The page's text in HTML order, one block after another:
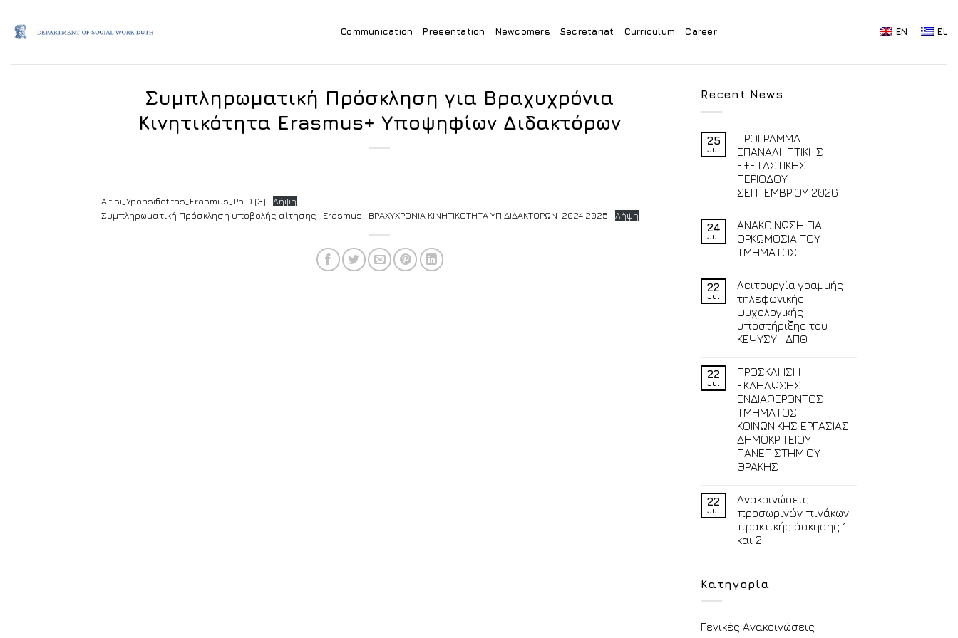
content
Communication Presentation Newcomers Secretariat Curriculum Career EN EL
Συμπληρωματική Πρόσκληση για Βραχυχρόνια
Κινητικότητα Erasmus+ Υποψηφίων Διδακτόρων
Aitisi_Ypopsifiotitas_Erasmus_Ph.D (3)
Λήψη
Συμπληρωματική Πρόσκληση υποβολής αίτησης _Erasmus_ ΒΡΑΧΥΧΡΟΝΙΑ ΚΙΝΗΤΙΚΟΤΗΤΑ ΥΠ ΔΙΔΑΚΤΟΡΩΝ_2024 2025
Λήψη
Recent News
25
Jul
ΠΡΟΓΡΑΜΜΑ
ΕΠΑΝΑΛΗΠΤΙΚΗΣ
ΕΞΕΤΑΣΤΙΚΗΣ
ΠΕΡΙΟΔΟΥ
ΣΕΠΤΕΜΒΡΙΟΥ 2026
24
Jul
ΑΝΑΚΟΙΝΩΣΗ ΓΙΑ
ΟΡΚΩΜΟΣΙΑ ΤΟΥ
ΤΜΗΜΑΤΟΣ
22
Jul
Λειτουργία γραμμής
τηλεφωνικής
ψυχολογικής
υποστήριξης του
ΚΕΨΥΣΥ- ΔΠΘ
22
Jul
ΠΡΟΣΚΛΗΣΗ
ΕΚΔΗΛΩΣΗΣ
ΕΝΔΙΑΦΕΡΟΝΤΟΣ
ΤΜΗΜΑΤΟΣ
ΚΟΙΝΩΝΙΚΗΣ ΕΡΓΑΣΙΑΣ
ΔΗΜΟΚΡΙΤΕΙΟΥ
ΠΑΝΕΠΙΣΤΗΜΙΟΥ
ΘΡΑΚΗΣ
22
Jul
Ανακοινώσεις
προσωρινών πινάκων
πρακτικής άσκησης 1
και 2
Κατηγορία
Γενικές Ανακοινώσεις